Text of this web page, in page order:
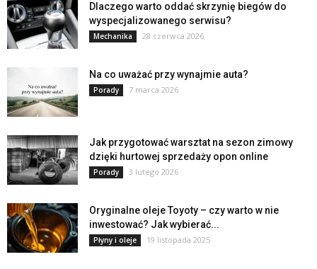
Dlaczego warto oddać skrzynię biegów do
wyspecjalizowanego serwisu?
Mechanika 28 czerwca 2026
Na co uważać przy wynajmie auta?
Porady 7 marca 2026
Jak przygotować warsztat na sezon zimowy
dzięki hurtowej sprzedaży opon online
Porady 3 lutego 2026
Oryginalne oleje Toyoty – czy warto w nie
inwestować? Jak wybierać...
Płyny i oleje 19 listopada 2025